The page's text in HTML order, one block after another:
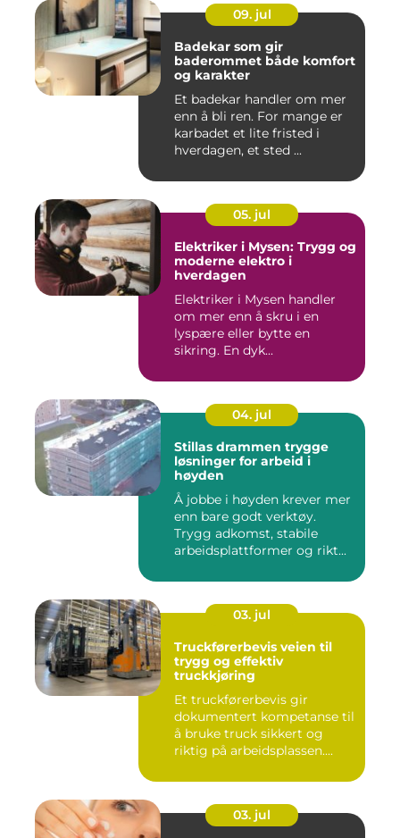
09. jul
Badekar som gir
baderommet både komfort
og karakter
Et badekar handler om mer
enn å bli ren. For mange er
karbadet et lite fristed i
hverdagen, et sted ...
05. jul
Elektriker i Mysen: Trygg og
moderne elektro i
hverdagen
Elektriker i Mysen handler
om mer enn å skru i en
lyspære eller bytte en
sikring. En dyk...
04. jul
Stillas drammen trygge
løsninger for arbeid i
høyden
Å jobbe i høyden krever mer
enn bare godt verktøy.
Trygg adkomst, stabile
arbeidsplattformer og rikt...
03. jul
Truckførerbevis veien til
trygg og effektiv
truckkjøring
Et truckførerbevis gir
dokumentert kompetanse til
å bruke truck sikkert og
riktig på arbeidsplassen....
03. jul